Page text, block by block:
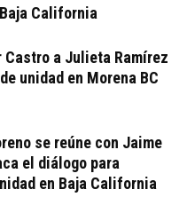
California
Castro a Julieta Ramírez
unidad en Morena BC
se reúne con Jaime
el diálogo para
en Baja California